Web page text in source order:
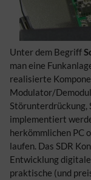
Unter dem Begriff
man eine
realisierte
Modulator/
Störunterdrückung,
implementiert
herkömmlichen PC
laufen. Das SDR
Entwicklung
praktische (und